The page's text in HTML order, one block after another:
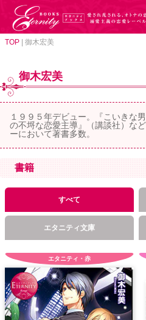
TOP 御木宏美
御木宏美
１９９５年デビュー。『こいきな
の不埒な恋愛主導』（講談社）な
ーにおいて著書多数。
書籍
すべて
エタニティ文庫
エタニティ・赤